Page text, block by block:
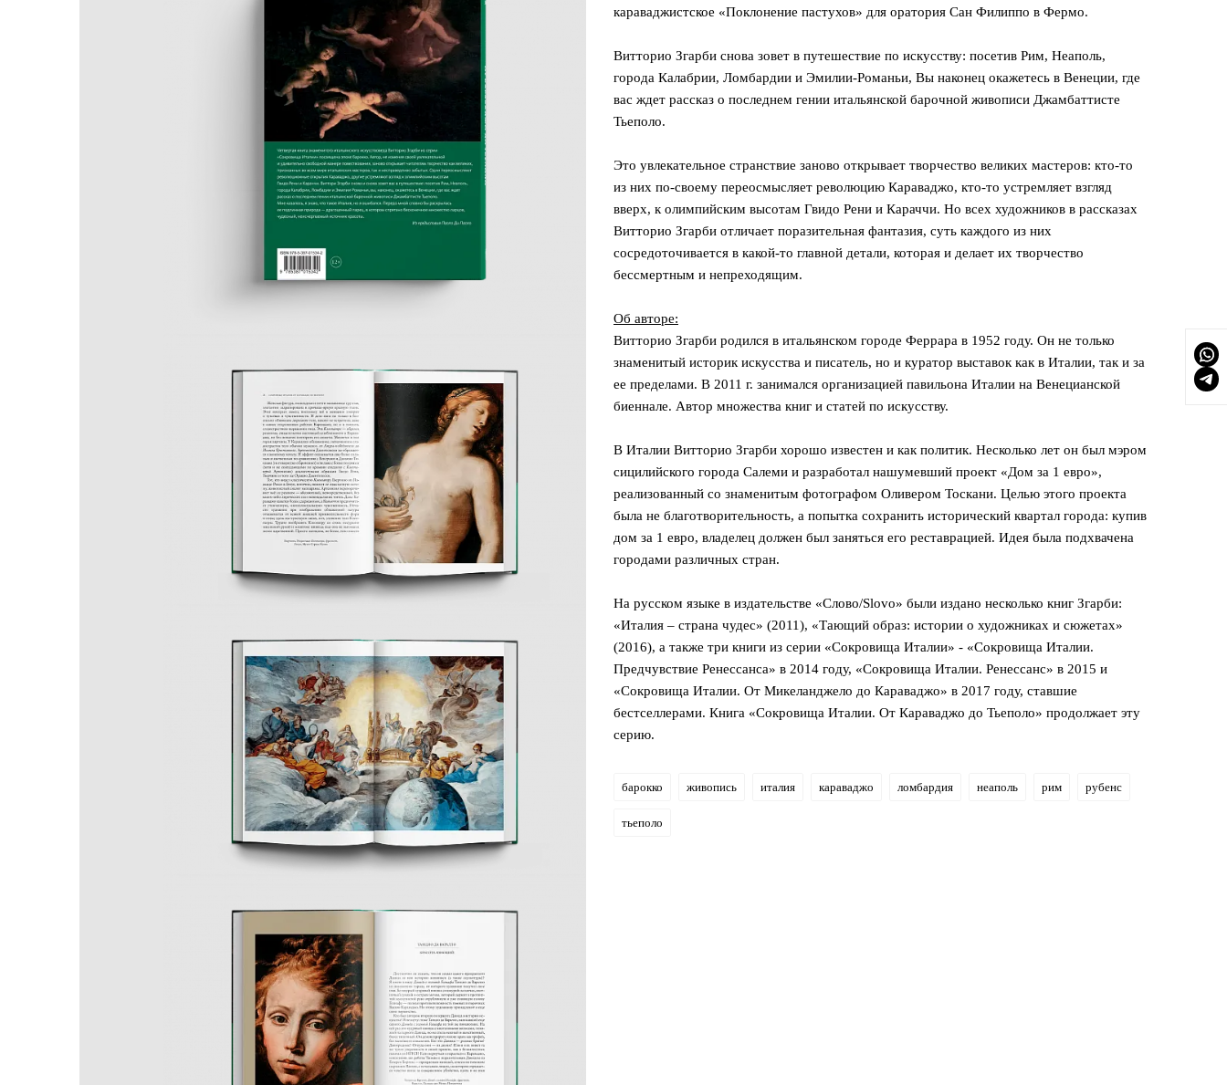
караваджистское «Поклонение пастухов» для оратория Сан Филиппо в Фермо.
Витторио Згарби снова зовет в путешествие по искусству: посетив Рим, Неаполь,
города Калабрии, Ломбардии и Эмилии-Романьи, Вы наконец окажетесь в Венеции, где
вас ждет рассказ о последнем гении итальянской барочной живописи Джамбаттисте
Тьеполо.
Это увлекательное странствие заново открывает творчество великих мастеров: кто-то
из них по-своему переосмысляет революцию Караваджо, кто-то устремляет взгляд
вверх, к олимпийским высотам Гвидо Рени и Караччи. Но всех художников в рассказах
Витторио Згарби отличает поразительная фантазия, суть каждого из них
сосредоточивается в какой-то главной детали, которая и делает их творчество
бессмертным и непреходящим.
Об авторе:
Витторио Згарби родился в итальянском городе Феррара в 1952 году. Он не только
знаменитый историк искусства и писатель, но и куратор выставок как в Италии, так и за
ее пределами. В 2011 г. занимался организацией павильона Италии на Венецианской
биеннале. Автор множества книг и статей по искусству.
В Италии Витторио Згарби хорошо известен и как политик. Несколько лет он был мэром
сицилийского города Салеми и разработал нашумевший проект «Дом за 1 евро»,
реализованный со знаменитым фотографом Оливером Тоскани. Целью этого проекта
была не благотворительность, а попытка сохранить исторический квартал города: купив
дом за 1 евро, владелец должен был заняться его реставрацией. Идея была подхвачена
городами различных стран.
На русском языке в издательстве «Слово/Slovo» были издано несколько книг Згарби:
«Италия – страна чудес» (2011), «Тающий образ: истории о художниках и сюжетах»
(2016), а также три книги из серии «Сокровища Италии» - «Сокровища Италии.
Предчувствие Ренессанса» в 2014 году, «Сокровища Италии. Ренессанс» в 2015 и
«Сокровища Италии. От Микеланджело до Караваджо» в 2017 году, ставшие
бестселлерами. Книга «Сокровища Италии. От Караваджо до Тьеполо» продолжает эту
серию.
барокко живопись италия караваджо ломбардия неаполь рим рубенс
тьеполо